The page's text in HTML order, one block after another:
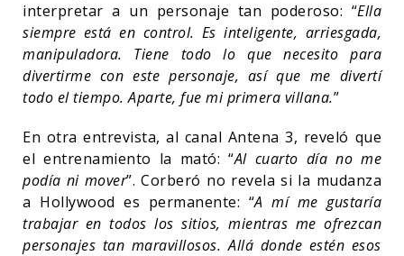
interpretar a un personaje tan poderoso: “Ella
siempre está en control. Es inteligente, arriesgada,
manipuladora. Tiene todo lo que necesito para
divertirme con este personaje, así que me divertí
todo el tiempo. Aparte, fue mi primera villana.”
En otra entrevista, al canal Antena 3, reveló que
el entrenamiento la mató: “Al cuarto día no me
podía ni mover”. Corberó no revela si la mudanza
a Hollywood es permanente: “A mí me gustaría
trabajar en todos los sitios, mientras me ofrezcan
personajes tan maravillosos. Allá donde estén esos